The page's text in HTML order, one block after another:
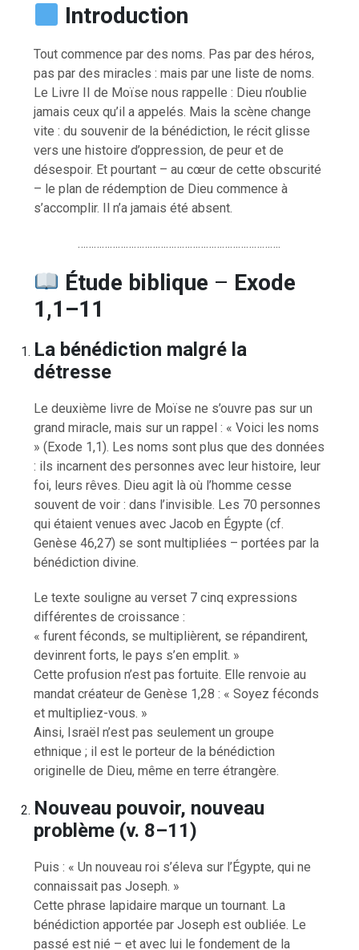
Introduction
Tout commence par des noms. Pas par des héros,
pas par des miracles : mais par une liste de noms.
Le Livre II de Moïse nous rappelle : Dieu n’oublie
jamais ceux qu’il a appelés. Mais la scène change
vite : du souvenir de la bénédiction, le récit glisse
vers une histoire d’oppression, de peur et de
désespoir. Et pourtant – au cœur de cette obscurité
– le plan de rédemption de Dieu commence à
s’accomplir. Il n’a jamais été absent.
………………………………………………………………….
Étude biblique – Exode
1,1–11
La bénédiction malgré la
détresse
Le deuxième livre de Moïse ne s’ouvre pas sur un
grand miracle, mais sur un rappel : « Voici les noms
» (Exode 1,1). Les noms sont plus que des données
: ils incarnent des personnes avec leur histoire, leur
foi, leurs rêves. Dieu agit là où l’homme cesse
souvent de voir : dans l’invisible. Les 70 personnes
qui étaient venues avec Jacob en Égypte (cf.
Genèse 46,27) se sont multipliées – portées par la
bénédiction divine.
Le texte souligne au verset 7 cinq expressions
différentes de croissance :
« furent féconds, se multiplièrent, se répandirent,
devinrent forts, le pays s’en emplit. »
Cette profusion n’est pas fortuite. Elle renvoie au
mandat créateur de Genèse 1,28 : « Soyez féconds
et multipliez-vous. »
Ainsi, Israël n’est pas seulement un groupe
ethnique ; il est le porteur de la bénédiction
originelle de Dieu, même en terre étrangère.
Nouveau pouvoir, nouveau
problème (v. 8–11)
Puis : « Un nouveau roi s’éleva sur l’Égypte, qui ne
connaissait pas Joseph. »
Cette phrase lapidaire marque un tournant. La
bénédiction apportée par Joseph est oubliée. Le
passé est nié – et avec lui le fondement de la